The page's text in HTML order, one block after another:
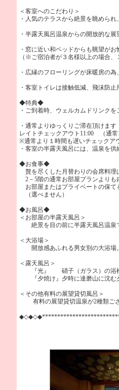
＜客室へのこだわり＞
・人気のテラスから絶景を眺めら
・半露天風呂温泉からの開放的な
・窓に近い和ベッドからも眺望が
（※ご宿泊者が３名様以上の場合
・広縁のフローリングが床暖房の
・客室トイレは接触低減、飛沫防
◆特典◆
・ご到着時、ウェルカムドリンクを
・通常よりゆっくりご滞在頂けます
レイトチェックアウト11:00 （通常
※通常より１時間も遅いチェックア
・客室の半露天風呂には、温泉を供
◆お食事◆
贅を尽くした月替わりの会席料理
2－5階の通常お部屋プランよりも
お部屋またはプライベートの保て
（選べません）
◆お風呂◆
＜お部屋の半露天風呂＞
絶景を目の前に半露天風呂温泉
＜大浴場＞
開放感あふれる男女別の大浴場
＜露天風呂＞
『光』 硝子（ガラス）の浴槽が
『夕焼け』夕時に達磨山に沈む
＜その他有料の展望貸切風呂＞
有料の展望貸切温泉が2種類ござ